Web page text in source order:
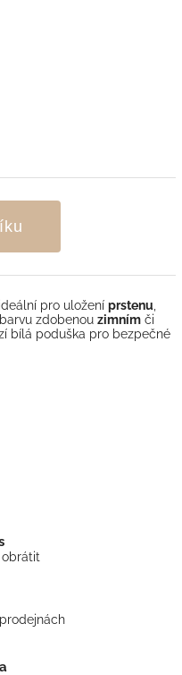
pro uložení prstenu
zdobenou zimním či
bílá poduška pro bezpečné
obrátit